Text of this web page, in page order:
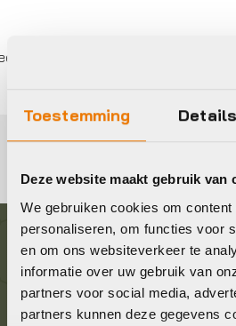
Toestemming Details
Deze website maakt gebruik van
We gebruiken cookies om
personaliseren, om functies voor
en om ons websiteverkeer te
informatie over uw gebruik van
partners voor social media,
partners kunnen deze gegevens
Graag in
Wij staan voor je klaar! Neem